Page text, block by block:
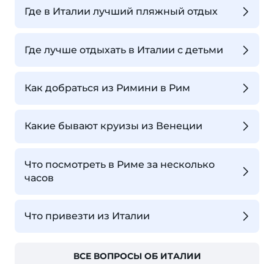
Где в Италии лучший пляжный отдых
Где лучше отдыхать в Италии с детьми
Как добраться из Римини в Рим
Какие бывают круизы из Венеции
Что посмотреть в Риме за несколько
часов
Что привезти из Италии
ВСЕ ВОПРОСЫ ОБ ИТАЛИИ